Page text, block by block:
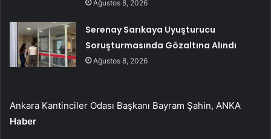
Ağustos 8, 2026
Serenay Sarıkaya Uyuşturucu
Soruşturmasında Gözaltına Alındı
Ağustos 8, 2026
Ankara Kantinciler Odası Başkanı Bayram Şahin, ANKA
Haber